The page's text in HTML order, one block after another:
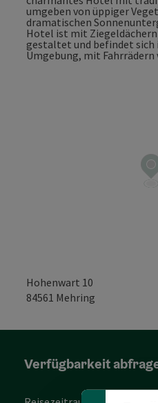
Hohenwart 10
84561 Mehring
Verfügbarkeit